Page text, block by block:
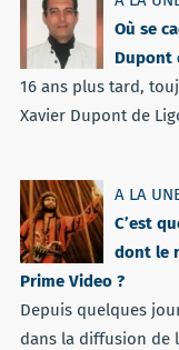
Où se
Dupont
16 ans plus tard,
Xavier Dupont de
A LA
C’est
dont le
Prime Video ?
Depuis quelques
dans la diffusion de